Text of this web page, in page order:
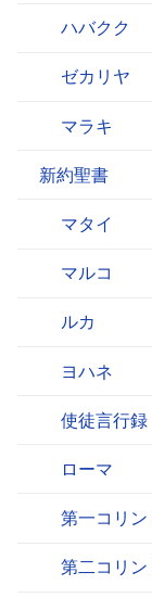
ハバクク
ゼカリヤ
マラキ
新約聖書
マタイ
マルコ
ルカ
ヨハネ
使徒言行録
ローマ
第一コリン
第二コリン